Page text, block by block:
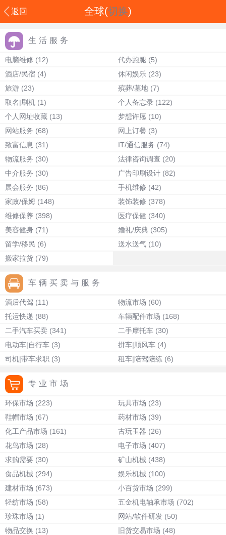
返回 全球(切换)
生活服务
电脑维修 (12) 代办跑腿 (5)
酒店/民宿 (4) 休闲娱乐 (23)
旅游 (23) 殡葬/墓地 (7)
取名|刷机 (1) 个人备忘录 (122)
个人网址收藏 (13) 梦想许愿 (10)
网站服务 (68) 网上订餐 (3)
致富信息 (31) IT/通信服务 (74)
物流服务 (30) 法律咨询调查 (20)
中介服务 (30) 广告印刷设计 (82)
展会服务 (86) 手机维修 (42)
家政/保姆 (148) 装饰装修 (378)
维修保养 (398) 医疗保健 (340)
美容健身 (71) 婚礼/庆典 (305)
留学/移民 (6) 送水送气 (10)
搬家拉货 (79)
车辆买卖与服务
酒后代驾 (11) 物流市场 (60)
托运快递 (88) 车辆配件市场 (168)
二手汽车买卖 (341) 二手摩托车 (30)
电动车|自行车 (3) 拼车|顺风车 (4)
司机|带车求职 (3) 租车|陪驾陪练 (6)
专业市场
环保市场 (223) 玩具市场 (23)
鞋帽市场 (67) 药材市场 (39)
化工产品市场 (161) 古玩玉器 (26)
花鸟市场 (28) 电子市场 (407)
求购需要 (30) 矿山机械 (438)
食品机械 (294) 娱乐机械 (100)
建材市场 (673) 小百货市场 (299)
轻纺市场 (58) 五金机电轴承市场 (702)
珍珠市场 (1) 网站/软件研发 (50)
物品交换 (13) 旧货交易市场 (48)